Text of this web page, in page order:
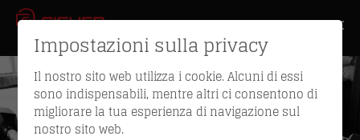
Impostazioni sulla privacy
Il nostro sito web utilizza i cookie. Alcuni di essi
sono indispensabili, mentre altri ci consentono di
migliorare la tua esperienza di navigazione sul
nostro sito web.